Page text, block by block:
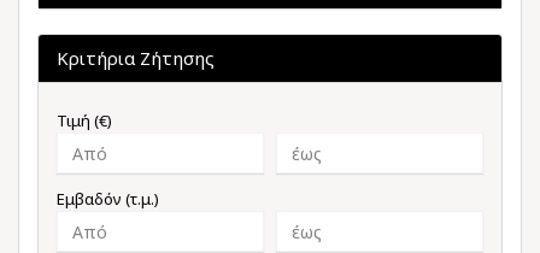
Κριτήρια Ζήτησης
Τιμή (€)
Εμβαδόν (τ.μ.)